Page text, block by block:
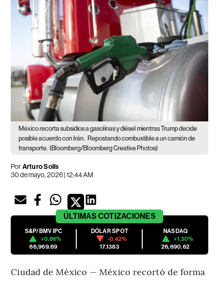
México recorta subsidios a gasolinas y diésel mientras Trump decide
posible acuerdo con Irán. Repostando combustible a un camión de
transporte. (Bloomberg/Bloomberg Creative Photos)
PorArturo Solís
30 de mayo, 2026 | 12:44 AM
ÚLTIMAS COTIZACIONES
S&P/BMV IPC
+0.86%
66,969.69
DÓLAR SPOT
-0.42%
17.1383
NASDAQ
+1.30%
26,690.62
Ciudad de México — México recortó de forma